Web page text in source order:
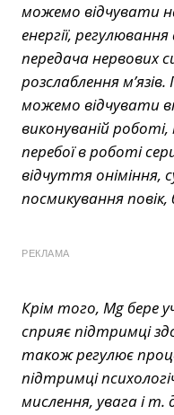
можемо відчувати
енергії,
передача нервових
розслаблення
можемо відчувати
виконуваній
перебої в роботі
відчуття оніміння,
посмикування повік,
РЕКЛАМА
Крім того, Mg бере
сприяє підтримці
також регулює
підтримці
мислення, увага і т.